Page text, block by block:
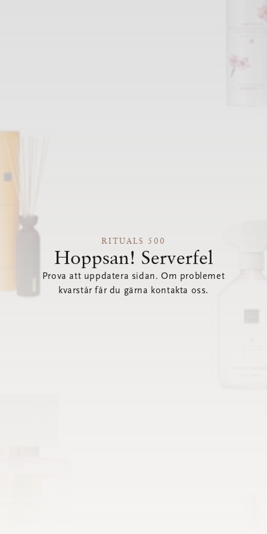
RITUALS 500
Hoppsan! Serverfel
Prova att uppdatera sidan. Om problemet
kvarstår får du gärna kontakta oss.